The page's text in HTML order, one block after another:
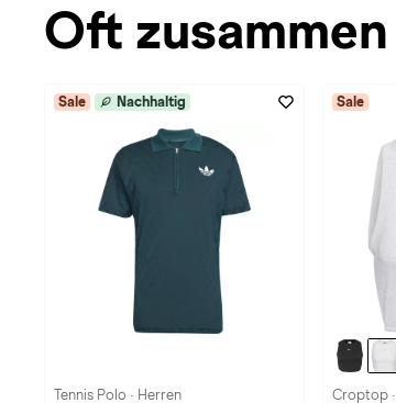
Oft
Sale Nachhaltig
Tennis Polo · Herren
Sale
Croptop